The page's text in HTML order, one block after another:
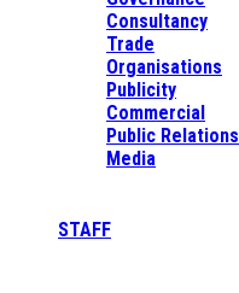
Consultancy
Trade
Organisations
Publicity
Commercial
Public Relations
Media
STAFF